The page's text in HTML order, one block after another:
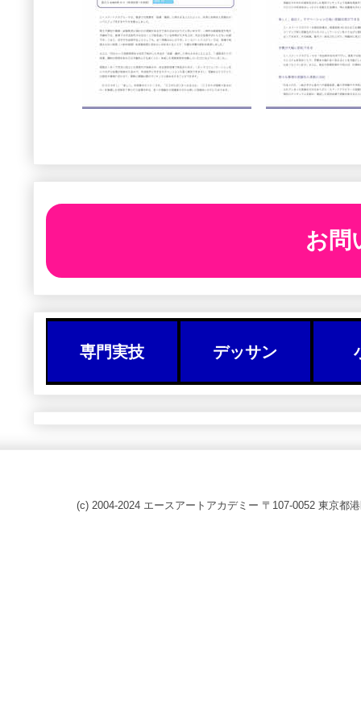
お問
専門実技 デッサン
(c) 2004-2024 エースアートアカデミー 〒107-0052 東京都